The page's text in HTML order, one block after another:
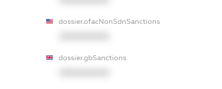
dossier.ofacNonSdnSanctions
dossier.gbSanctions